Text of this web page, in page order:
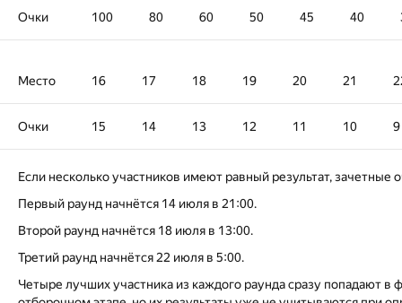
Очки 100 80 60 50 45 40
Место 16 17 18 19 20 21
Очки 15 14 13 12 11 10 9
Если несколько участников имеют равный результат,
Первый раунд начнётся 14 июля в 21:00.
Второй раунд начнётся 18 июля в 13:00.
Третий раунд начнётся 22 июля в 5:00.
Четыре лучших участника из каждого раунда сразу попадают